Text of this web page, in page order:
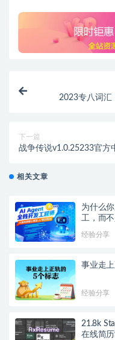
2023专八词汇
下一篇
战争传说v1.0.25233官方
相关文章
为什么
工，而
经验分享
事业走
经验分享
21.8k
在线简